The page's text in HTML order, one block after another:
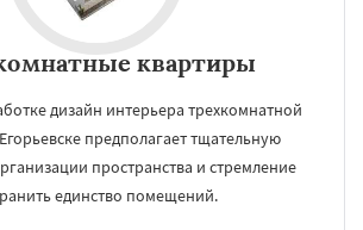
квартиры
дизайн интерьера трехкомнатной
предполагает тщательную
пространства и стремление
единство помещений.